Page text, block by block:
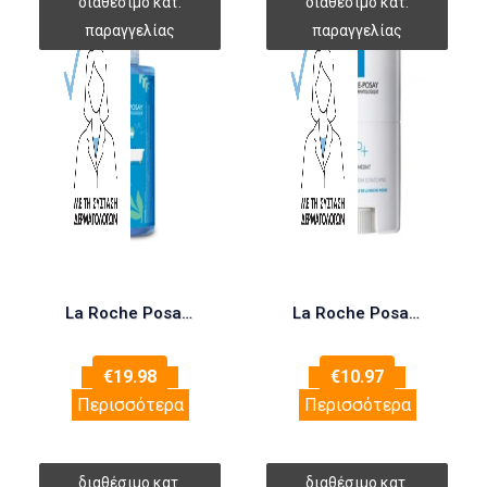
La Roche Posay Lipikar Gel Lavant 1000ml
€19.98
Περισσότερα
La Roche Posay Lipikar Stick AP+
€10.97
Περισσότερα